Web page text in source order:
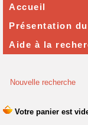
Nouvelle recherche
Accueil
Présentation
Aide à la